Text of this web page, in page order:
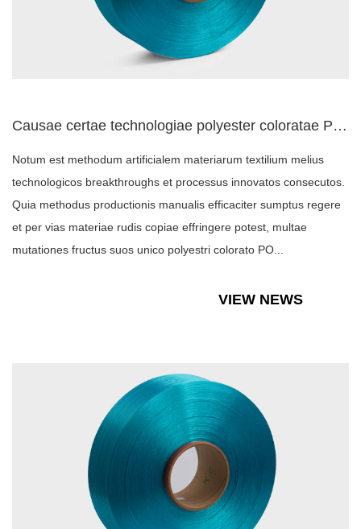
Causae certae technologiae polyester coloratae POY
Notum est methodum artificialem materiarum textilium melius
technologicos breakthroughs et processus innovatos consecutos.
Quia methodus productionis manualis efficaciter sumptus regere
et per vias materiae rudis copiae effringere potest, multae
mutationes fructus suos unico polyestri colorato PO...
VIEW NEWS